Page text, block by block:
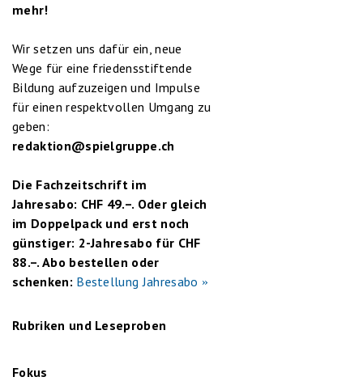
mehr!
Wir setzen uns dafür ein, neue
Wege für eine friedensstiftende
Bildung aufzuzeigen und Impulse
für einen respektvollen Umgang zu
geben:
redaktion@spielgruppe.ch
Die Fachzeitschrift im
Jahresabo: CHF 49.–. Oder gleich
im Doppelpack und erst noch
günstiger: 2-Jahresabo für CHF
88.–. Abo bestellen oder
schenken: Bestellung Jahresabo
Rubriken und Leseproben
Fokus